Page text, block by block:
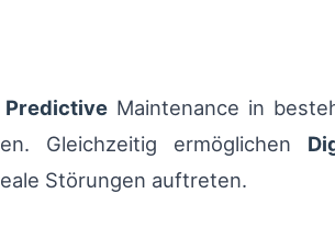
Predictive Maintenance in
Gleichzeitig ermöglichen
Störungen auftreten.